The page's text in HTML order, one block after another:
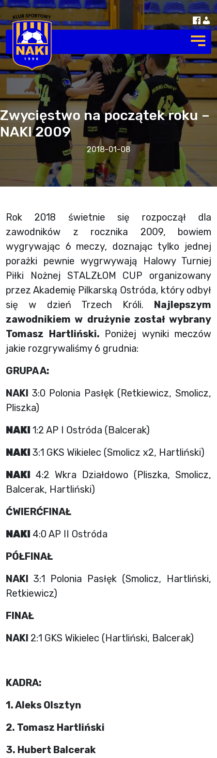
Zwycięstwo na początek roku –
NAKI 2009
2018-01-08
Rok 2018 świetnie się rozpoczął dla
zawodników z rocznika 2009, bowiem
wygrywając 6 meczy, doznając tylko jednej
porażki pewnie wygrwywają Halowy Turniej
Piłki Nożnej STALZŁOM CUP organizowany
przez Akademię Pilkarską Ostróda, który odbył
się w dzień Trzech Króli. Najlepszym
zawodnikiem w drużynie został wybrany
Tomasz Hartliński. Poniżej wyniki meczów
jakie rozgrywaliśmy 6 grudnia:
GRUPA A:
NAKI 3:0 Polonia Pasłęk (Retkiewicz, Smolicz,
Pliszka)
NAKI 1:2 AP I Ostróda (Balcerak)
NAKI 3:1 GKS Wikielec (Smolicz x2, Hartliński)
NAKI 4:2 Wkra Działdowo (Pliszka, Smolicz,
Balcerak, Hartliński)
ĆWIERĆFINAŁ
NAKI 4:0 AP II Ostróda
PÓŁFINAŁ
NAKI 3:1 Polonia Pasłęk (Smolicz, Hartliński,
Retkiewicz)
FINAŁ
NAKI 2:1 GKS Wikielec (Hartliński, Balcerak)
KADRA:
1. Aleks Olsztyn
2. Tomasz Hartliński
3. Hubert Balcerak